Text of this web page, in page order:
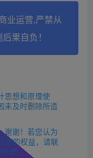
业运营,严禁从
果自负！
思想和原理使
未及时删除所造
谢谢！若您认为
您的权益，请联
处理。